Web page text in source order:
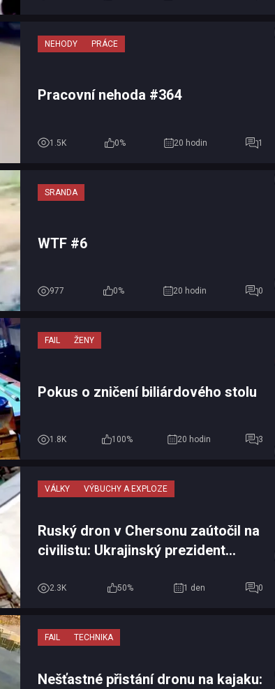
NEHODY PRÁCE
Pracovní nehoda #364
1.5K 0% 20 hodin 1
SRANDA
WTF #6
977 0% 20 hodin 0
FAIL ŽENY
Pokus o zničení biliárdového stolu
1.8K 100% 20 hodin 3
VÁLKY VÝBUCHY A EXPLOZE
Ruský dron v Chersonu zaútočil na
civilistu: Ukrajinský prezident
2.3K 50% 1 den 0
FAIL TECHNIKA
Nešťastné přistání dronu na kajaku: